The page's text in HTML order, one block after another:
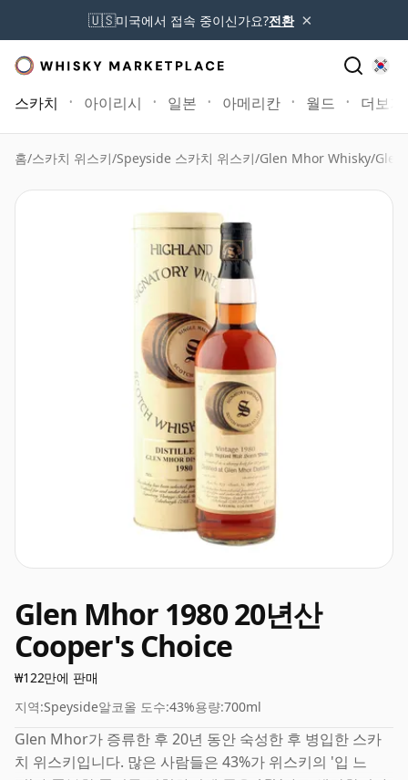
🇺🇸미국에서 접속 중이신가요?전환 ×
스카치 아이리시 일본 아메리칸 월드 더보기
홈/스카치 위스키/Speyside 스카치 위스키/Glen Mhor Whisky/Glen
Glen Mhor 1980 20년산
Cooper's Choice
₩122만에 판매
지역:Speyside알코올 도수:43%용량:700ml
Glen Mhor가 증류한 후 20년 동안 숙성한 후 병입한 스카
치 위스키입니다. 많은 사람들은 43%가 위스키의 '입 느